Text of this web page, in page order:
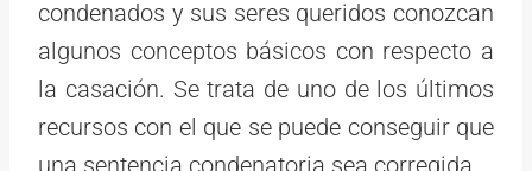
condenados y sus seres queridos conozcan
algunos conceptos básicos con respecto a
la casación. Se trata de uno de los últimos
recursos con el que se puede conseguir que
una sentencia condenatoria sea corregida.